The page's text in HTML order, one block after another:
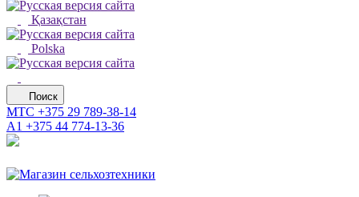
Қазақстан
Polska
Поиск
МТС +375 29 789-38-14
А1 +375 44 774-13-36